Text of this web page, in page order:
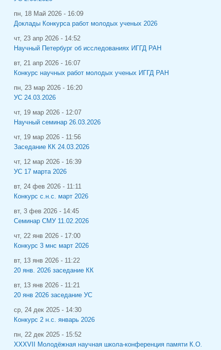
пн, 18 Май 2026 - 16:09
Доклады Конкурса работ молодых ученых 2026
чт, 23 апр 2026 - 14:52
Научный Петербург об исследованиях ИГГД РАН
вт, 21 апр 2026 - 16:07
Конкурс научных работ молодых ученых ИГГД РАН
пн, 23 мар 2026 - 16:20
УС 24.03.2026
чт, 19 мар 2026 - 12:07
Научный семинар 26.03.2026
чт, 19 мар 2026 - 11:56
Заседание КК 24.03.2026
чт, 12 мар 2026 - 16:39
УС 17 марта 2026
вт, 24 фев 2026 - 11:11
Конкурс с.н.с. март 2026
вт, 3 фев 2026 - 14:45
Семинар СМУ 11.02.2026
чт, 22 янв 2026 - 17:00
Конкурс 3 мнс март 2026
вт, 13 янв 2026 - 11:22
20 янв. 2026 заседание КК
вт, 13 янв 2026 - 11:21
20 янв 2026 заседание УС
ср, 24 дек 2025 - 14:30
Конкурс 2 н.с. январь 2026
пн, 22 дек 2025 - 15:52
XXXVII Молодёжная научная школа-конференция памяти К.О.